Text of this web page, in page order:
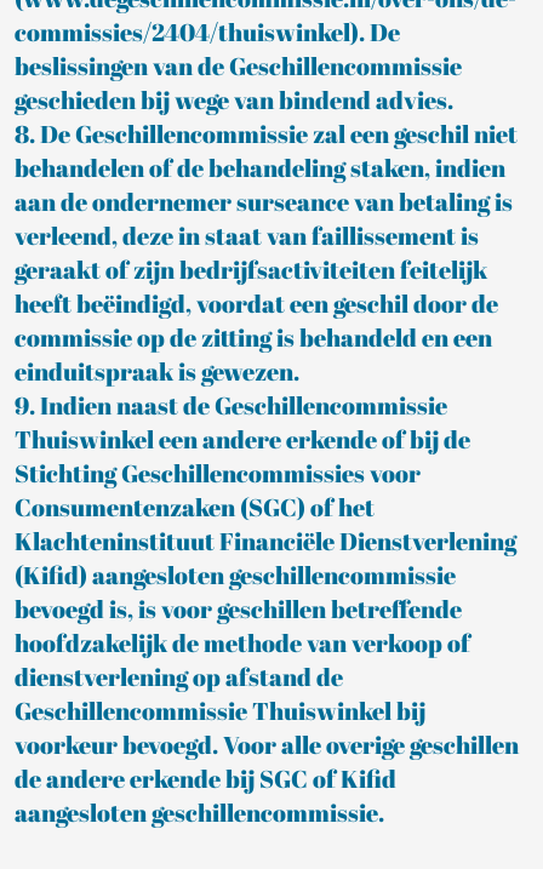
commissies/2404/thuiswinkel). De
beslissingen van de Geschillencommissie
geschieden bij wege van bindend advies.
8. De Geschillencommissie zal een geschil niet
behandelen of de behandeling staken, indien
aan de ondernemer surseance van betaling is
verleend, deze in staat van faillissement is
geraakt of zijn bedrijfsactiviteiten feitelijk
heeft beëindigd, voordat een geschil door de
commissie op de zitting is behandeld en een
einduitspraak is gewezen.
9. Indien naast de Geschillencommissie
Thuiswinkel een andere erkende of bij de
Stichting Geschillencommissies voor
Consumentenzaken (SGC) of het
Klachteninstituut Financiële Dienstverlening
(Kifid) aangesloten geschillencommissie
bevoegd is, is voor geschillen betreffende
hoofdzakelijk de methode van verkoop of
dienstverlening op afstand de
Geschillencommissie Thuiswinkel bij
voorkeur bevoegd. Voor alle overige geschillen
de andere erkende bij SGC of Kifid
aangesloten geschillencommissie.